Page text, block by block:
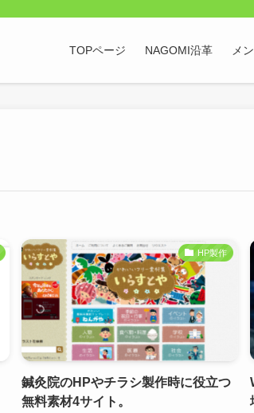
TOPページ NAGOMI沿革 メ
HP製作
鍼灸院のHPやチラシ製作時に役立つ
無料素材4サイト。